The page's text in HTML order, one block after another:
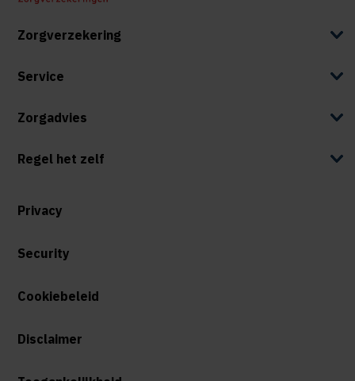
Zorgverzekering
Service
Zorgadvies
Regel het zelf
Privacy
Security
Cookiebeleid
Disclaimer